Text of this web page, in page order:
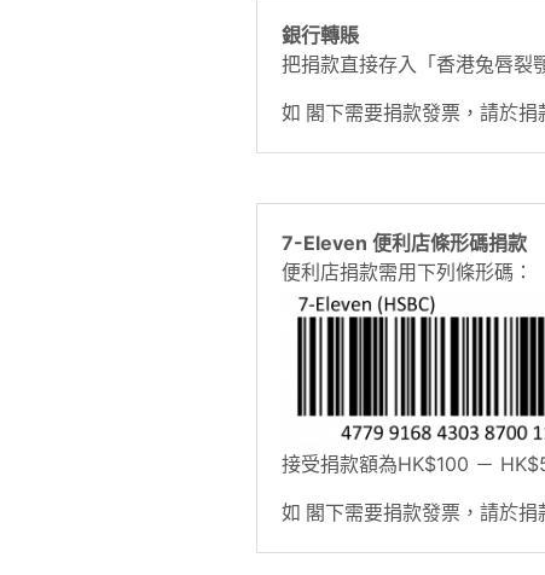
銀行轉賬
把捐款直接存入「香港兔唇
如 閣下需要捐款發票，請於捐
7-Eleven 便利店條形碼捐款
便利店捐款需用下列條形碼：
接受捐款額為HK$100 －
如 閣下需要捐款發票，請於捐